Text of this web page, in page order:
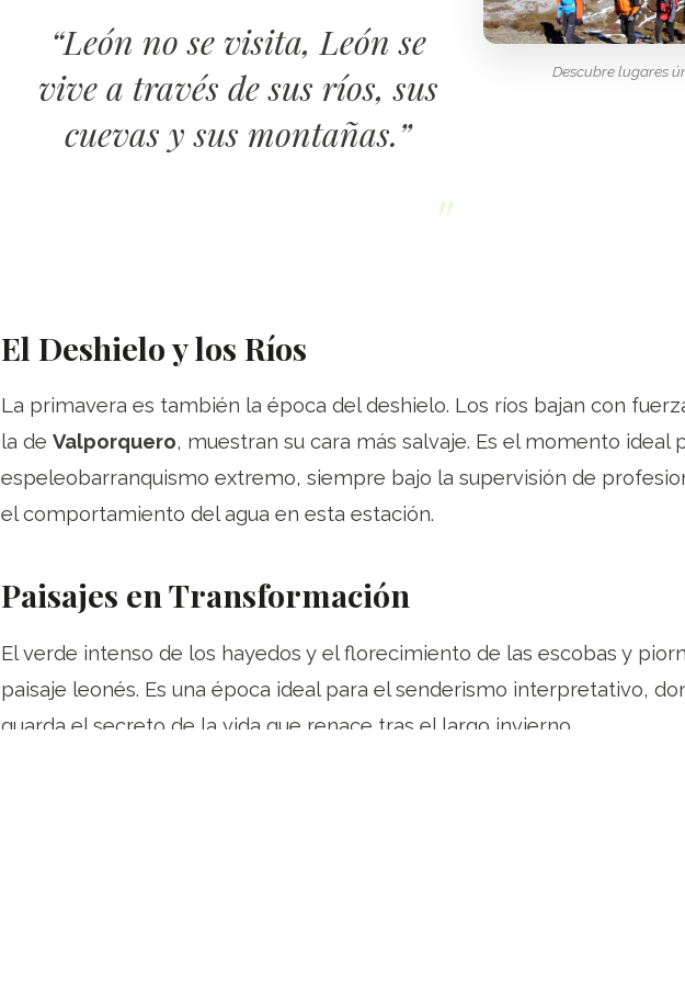
Descubre lugares
“León no se visita, León se
vive a través de sus ríos, sus
cuevas y sus montañas.”
El Deshielo y los Ríos
La primavera es también la época del deshielo. Los ríos bajan con
la de Valporquero, muestran su cara más salvaje. Es el momento ideal
espeleobarranquismo extremo, siempre bajo la supervisión de
el comportamiento del agua en esta estación.
Paisajes en Transformación
El verde intenso de los hayedos y el florecimiento de las escobas y
paisaje leonés. Es una época ideal para el senderismo interpretativo,
guarda el secreto de la vida que renace tras el largo invierno.